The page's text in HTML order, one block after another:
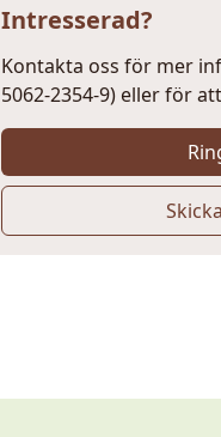
Intresserad?
Kontakta oss för mer
5062-2354-9) eller för